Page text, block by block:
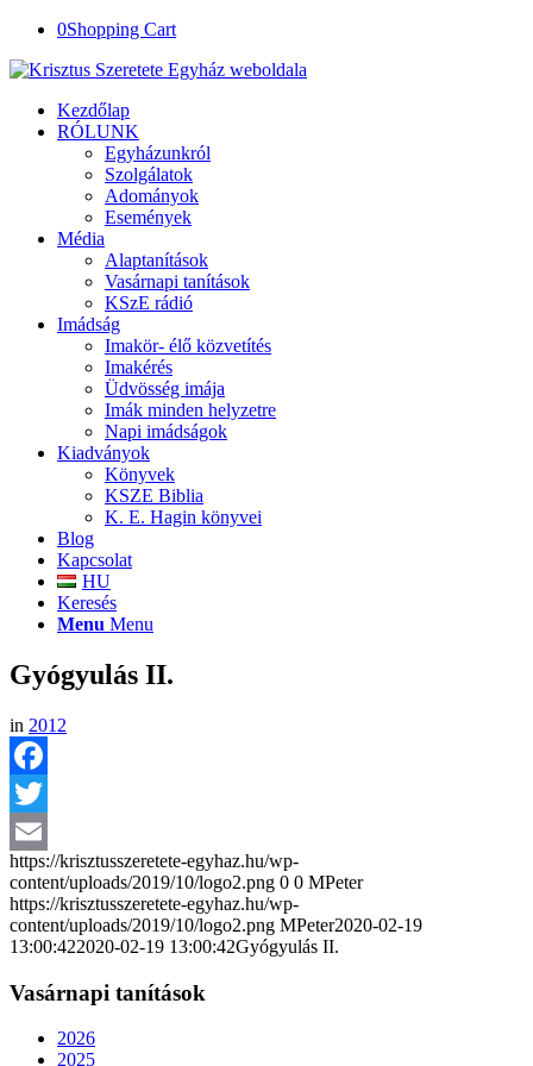
0Shopping Cart
Kezdőlap
RÓLUNK
Egyházunkról
Szolgálatok
Adományok
Események
Média
Alaptanítások
Vasárnapi tanítások
KSzE rádió
Imádság
Imakör- élő közvetítés
Imakérés
Üdvösség imája
Imák minden helyzetre
Napi imádságok
Kiadványok
Könyvek
KSZE Biblia
K. E. Hagin könyvei
Blog
Kapcsolat
HU
Keresés
Menu Menu
Gyógyulás II.
in 2012
Facebook
Twitter
Email
https://krisztusszeretete-egyhaz.hu/wp-
content/uploads/2019/10/logo2.png 0 0 MPeter
https://krisztusszeretete-egyhaz.hu/wp-
content/uploads/2019/10/logo2.png MPeter2020-02-19
13:00:422020-02-19 13:00:42Gyógyulás II.
Vasárnapi tanítások
2026
2025